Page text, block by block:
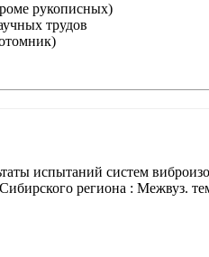
рукописных)
трудов
испытаний систем
региона : Межвуз.